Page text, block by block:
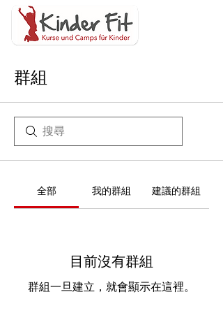
群組
全部 我的群組 建議的群組
目前沒有群組
群組一旦建立，就會顯示在這裡。